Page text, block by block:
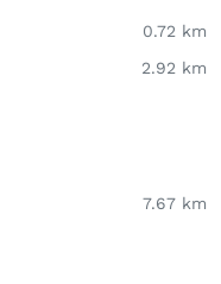
0.72 km
2.92 km
7.67 km